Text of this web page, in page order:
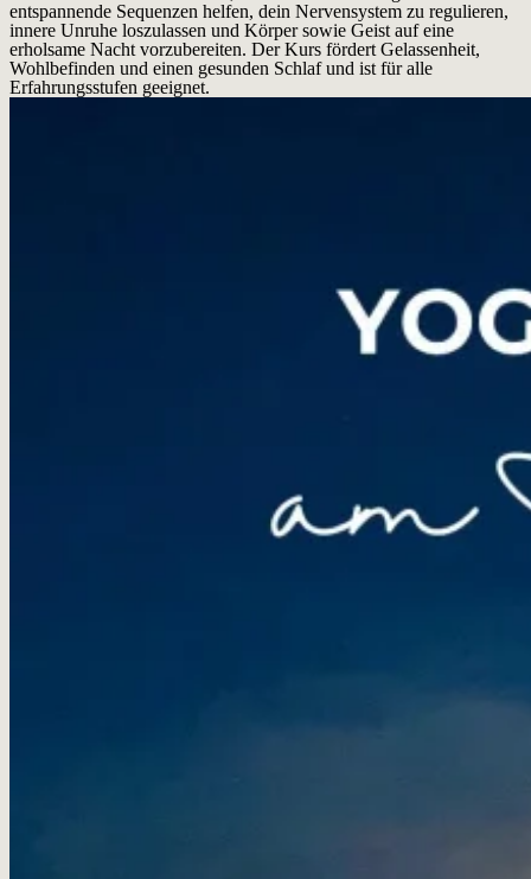
entspannende Sequenzen helfen, dein Nervensystem zu regulieren,
innere Unruhe loszulassen und Körper sowie Geist auf eine
erholsame Nacht vorzubereiten. Der Kurs fördert Gelassenheit,
Wohlbefinden und einen gesunden Schlaf und ist für alle
Erfahrungsstufen geeignet.